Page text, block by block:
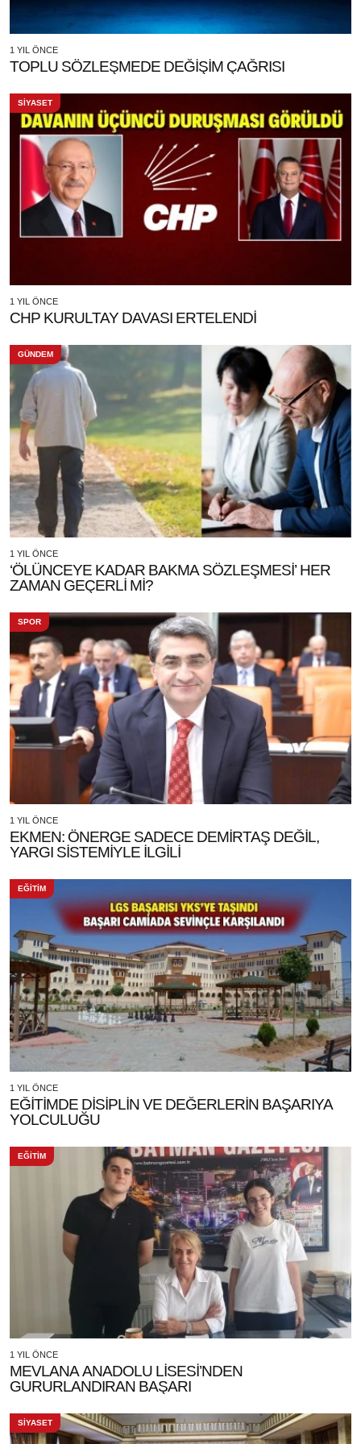
1 YIL ÖNCE
TOPLU SÖZLEŞMEDE DEĞİŞİM ÇAĞRISI
SİYASET
1 YIL ÖNCE
CHP KURULTAY DAVASI ERTELENDİ
GÜNDEM
1 YIL ÖNCE
‘ÖLÜNCEYE KADAR BAKMA SÖZLEŞMESİ’ HER
ZAMAN GEÇERLİ Mİ?
SPOR
1 YIL ÖNCE
EKMEN: ÖNERGE SADECE DEMİRTAŞ DEĞİL,
YARGI SİSTEMİYLE İLGİLİ
EĞİTİM
1 YIL ÖNCE
EĞİTİMDE DİSİPLİN VE DEĞERLERİN BAŞARIYA
YOLCULUĞU
EĞİTİM
1 YIL ÖNCE
MEVLANA ANADOLU LİSESİ’NDEN
GURURLANDIRAN BAŞARI
SİYASET